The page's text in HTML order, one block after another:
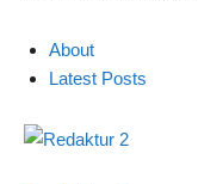
About
Latest Posts